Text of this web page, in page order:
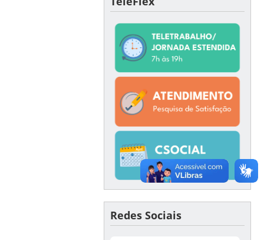
Redes Sociais